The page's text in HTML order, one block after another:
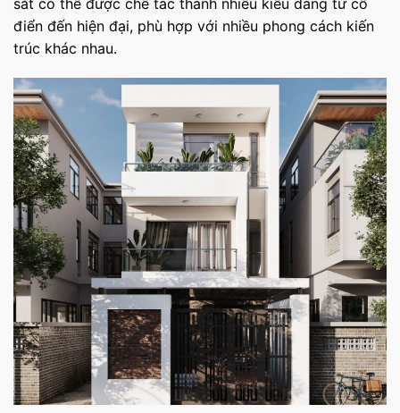
điển đến hiện đại, phù hợp với nhiều phong cách kiến
trúc khác nhau.